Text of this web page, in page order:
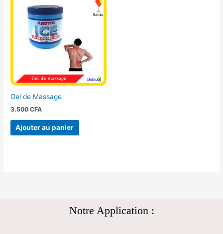
Gel de Massage
3.500CFA
Ajouter au panier
Notre Application :